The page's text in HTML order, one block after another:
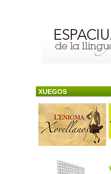
XUEGOS